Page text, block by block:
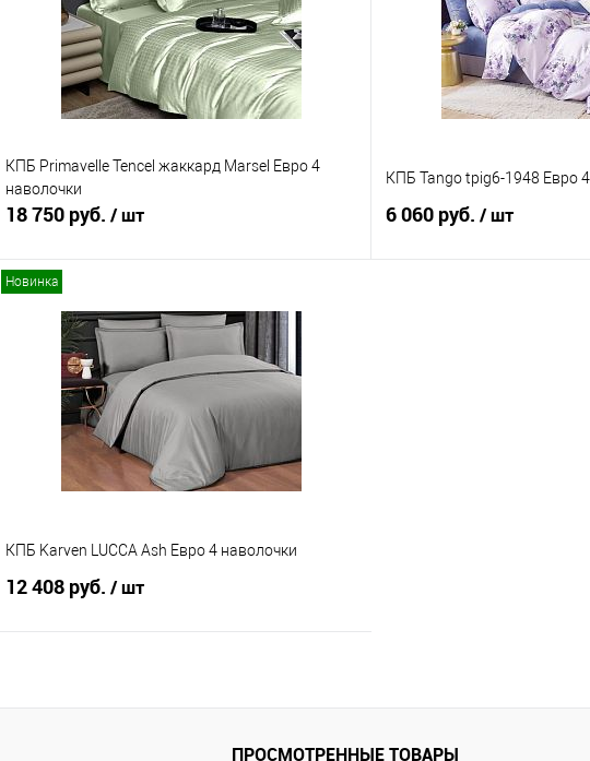
В избранное
В наличии
В избранное
КПБ Primavelle Tencel жаккард Marsel Евро 4
наволочки
18 750 руб. / шт
Купить в 1 клик
Сравнение
В избранное
В наличии
КПБ Tango tpig6-1948 Евро
6 060 руб. / шт
Новинка
КПБ Karven LUCCA Ash Евро 4 наволочки
12 408 руб. / шт
ПРОСМОТРЕННЫЕ ТОВАРЫ